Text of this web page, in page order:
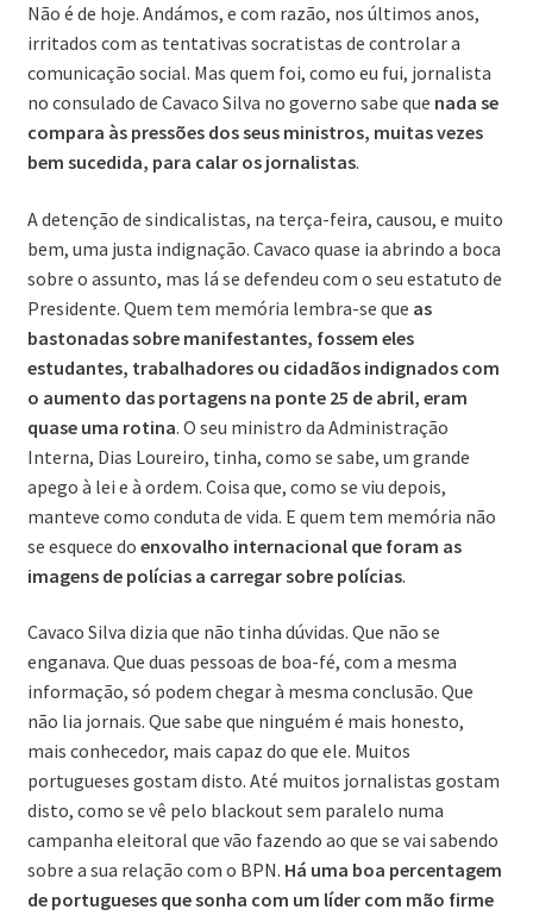
Não é de hoje. Andámos, e com razão, nos últimos anos,
irritados com as tentativas socratistas de controlar a
comunicação social. Mas quem foi, como eu fui, jornalista
no consulado de Cavaco Silva no governo sabe que nada se
compara às pressões dos seus ministros, muitas vezes
bem sucedida, para calar os jornalistas.
A detenção de sindicalistas, na terça-feira, causou, e muito
bem, uma justa indignação. Cavaco quase ia abrindo a boca
sobre o assunto, mas lá se defendeu com o seu estatuto de
Presidente. Quem tem memória lembra-se que as
bastonadas sobre manifestantes, fossem eles
estudantes, trabalhadores ou cidadãos indignados com
o aumento das portagens na ponte 25 de abril, eram
quase uma rotina. O seu ministro da Administração
Interna, Dias Loureiro, tinha, como se sabe, um grande
apego à lei e à ordem. Coisa que, como se viu depois,
manteve como conduta de vida. E quem tem memória não
se esquece do enxovalho internacional que foram as
imagens de polícias a carregar sobre polícias.
Cavaco Silva dizia que não tinha dúvidas. Que não se
enganava. Que duas pessoas de boa-fé, com a mesma
informação, só podem chegar à mesma conclusão. Que
não lia jornais. Que sabe que ninguém é mais honesto,
mais conhecedor, mais capaz do que ele. Muitos
portugueses gostam disto. Até muitos jornalistas gostam
disto, como se vê pelo blackout sem paralelo numa
campanha eleitoral que vão fazendo ao que se vai sabendo
sobre a sua relação com o BPN. Há uma boa percentagem
de portugueses que sonha com um líder com mão firme